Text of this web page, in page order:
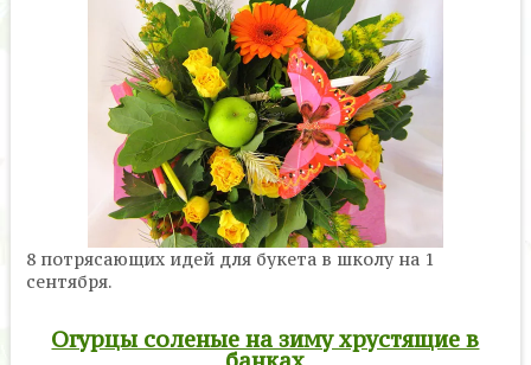
8 потрясающих идей для букета в школу на 1
сентября.
Огурцы соленые на зиму хрустящие в